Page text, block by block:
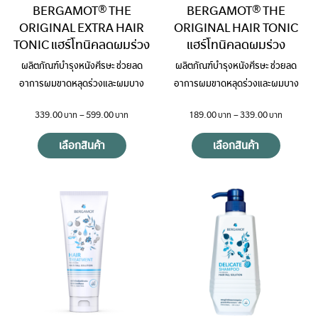
BERGAMOT® THE
ORIGINAL EXTRA HAIR
TONIC แฮร์โทนิคลดผมร่วง
ผลิตภัณฑ์บำรุงหนังศีรษะ ช่วยลด
อาการผมขาดหลุดร่วงและผมบาง
339.00 –599.00
เลือกสินค้า
BERGAMOT® THE
ORIGINAL HAIR TONIC
แฮร์โทนิคลดผมร่วง
ผลิตภัณฑ์บำรุงหนังศีรษะ ช่วยลด
อาการผมขาดหลุดร่วงและผมบาง
189.00 –339.00
เลือกสินค้า